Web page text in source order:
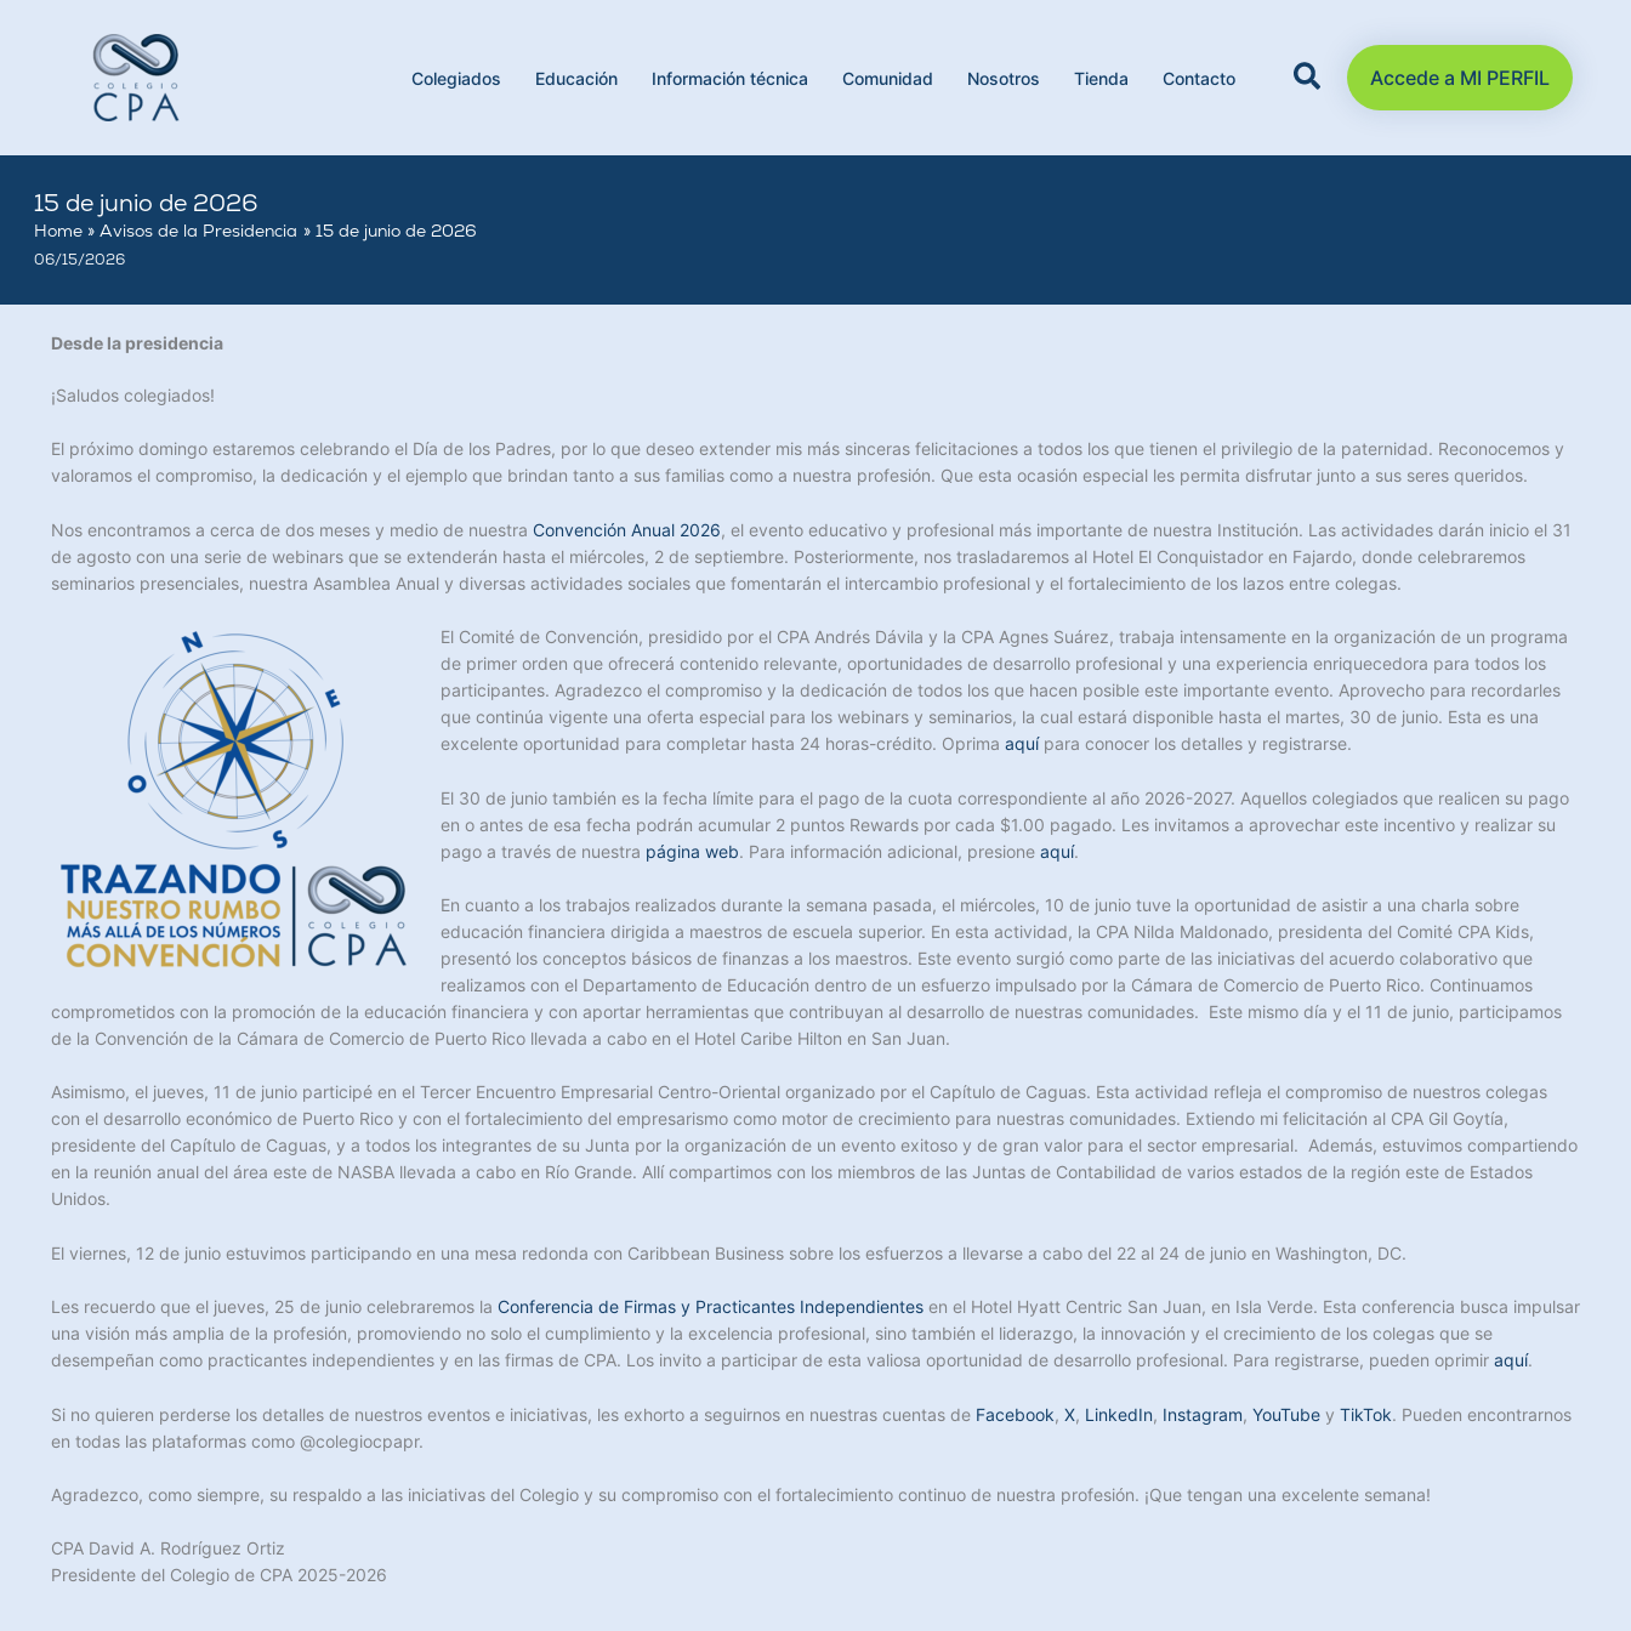
Colegiados Educación Información técnica Comunidad Nosotros Tienda Contacto Accede a MI PERFIL
15 de junio de 2026
Home Avisos de la Presidencia 15 de junio de 2026
06/15/2026
Desde la presidencia
¡Saludos colegiados!
El próximo domingo estaremos celebrando el Día de los Padres, por lo que deseo extender mis más sinceras felicitaciones a todos los que tienen el privilegio de la paternidad. Reconocemos y
valoramos el compromiso, la dedicación y el ejemplo que brindan tanto a sus familias como a nuestra profesión. Que esta ocasión especial les permita disfrutar junto a sus seres queridos.
Nos encontramos a cerca de dos meses y medio de nuestra Convención Anual 2026, el evento educativo y profesional más importante de nuestra Institución. Las actividades darán inicio el 31
de agosto con una serie de webinars que se extenderán hasta el miércoles, 2 de septiembre. Posteriormente, nos trasladaremos al Hotel El Conquistador en Fajardo, donde celebraremos
seminarios presenciales, nuestra Asamblea Anual y diversas actividades sociales que fomentarán el intercambio profesional y el fortalecimiento de los lazos entre colegas.
El Comité de Convención, presidido por el CPA Andrés Dávila y la CPA Agnes Suárez, trabaja intensamente en la organización de un programa
de primer orden que ofrecerá contenido relevante, oportunidades de desarrollo profesional y una experiencia enriquecedora para todos los
participantes. Agradezco el compromiso y la dedicación de todos los que hacen posible este importante evento. Aprovecho para recordarles
que continúa vigente una oferta especial para los webinars y seminarios, la cual estará disponible hasta el martes, 30 de junio. Esta es una
excelente oportunidad para completar hasta 24 horas-crédito. Oprima aquípara conocer los detalles y registrarse.
El 30 de junio también es la fecha límite para el pago de la cuota correspondiente al año 2026-2027. Aquellos colegiados que realicen su pago
en o antes de esa fecha podrán acumular 2 puntos Rewards por cada $1.00 pagado. Les invitamos a aprovechar este incentivo y realizar su
pago a través de nuestra página web. Para información adicional, presione aquí.
En cuanto a los trabajos realizados durante la semana pasada, el miércoles, 10 de junio tuve la oportunidad de asistir a una charla sobre
educación financiera dirigida a maestros de escuela superior. En esta actividad, la CPA Nilda Maldonado, presidenta del Comité CPA Kids,
presentó los conceptos básicos de finanzas a los maestros. Este evento surgió como parte de las iniciativas del acuerdo colaborativo que
realizamos con el Departamento de Educación dentro de un esfuerzo impulsado por la Cámara de Comercio de Puerto Rico. Continuamos
comprometidos con la promoción de la educación financiera y con aportar herramientas que contribuyan al desarrollo de nuestras comunidades. Este mismo día y el 11 de junio, participamos
de la Convención de la Cámara de Comercio de Puerto Rico llevada a cabo en el Hotel Caribe Hilton en San Juan.
Asimismo, el jueves, 11 de junio participé en el Tercer Encuentro Empresarial Centro-Oriental organizado por el Capítulo de Caguas. Esta actividad refleja el compromiso de nuestros colegas
con el desarrollo económico de Puerto Rico y con el fortalecimiento del empresarismo como motor de crecimiento para nuestras comunidades. Extiendo mi felicitación al CPA Gil Goytía,
presidente del Capítulo de Caguas, y a todos los integrantes de su Junta por la organización de un evento exitoso y de gran valor para el sector empresarial. Además, estuvimos compartiendo
en la reunión anual del área este de NASBA llevada a cabo en Río Grande. Allí compartimos con los miembros de las Juntas de Contabilidad de varios estados de la región este de Estados
Unidos.
El viernes, 12 de junio estuvimos participando en una mesa redonda con Caribbean Business sobre los esfuerzos a llevarse a cabo del 22 al 24 de junio en Washington, DC.
Les recuerdo que el jueves, 25 de junio celebraremos la Conferencia de Firmas y Practicantes Independientes en el Hotel Hyatt Centric San Juan, en Isla Verde. Esta conferencia busca impulsar
una visión más amplia de la profesión, promoviendo no solo el cumplimiento y la excelencia profesional, sino también el liderazgo, la innovación y el crecimiento de los colegas que se
desempeñan como practicantes independientes y en las firmas de CPA. Los invito a participar de esta valiosa oportunidad de desarrollo profesional. Para registrarse, pueden oprimir aquí.
Si no quieren perderse los detalles de nuestros eventos e iniciativas, les exhorto a seguirnos en nuestras cuentas de Facebook, X, LinkedIn, Instagram, YouTube y TikTok. Pueden encontrarnos
en todas las plataformas como @colegiocpapr.
Agradezco, como siempre, su respaldo a las iniciativas del Colegio y su compromiso con el fortalecimiento continuo de nuestra profesión. ¡Que tengan una excelente semana!
CPA David A. Rodríguez Ortiz
Presidente del Colegio de CPA 2025-2026